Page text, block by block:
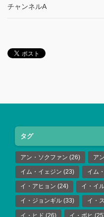
チャンネルA
タグ
アン・ソクファン (26) ア
イム・イェジン (23) イム
イ・アヒョン (24) イ・イ
イ・ジョンギル (33) イ・
イ・ヒド (26) イ・ボヒ